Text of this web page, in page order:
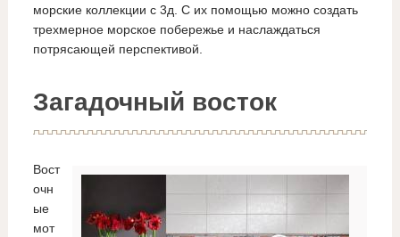
морские коллекции с 3д. С их помощью можно создать
трехмерное морское побережье и наслаждаться
потрясающей перспективой.
Загадочный восток
Вост
очн
ые
мот